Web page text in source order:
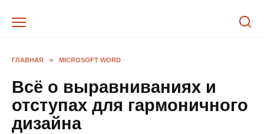
ГЛАВНАЯ » MICROSOFT WORD
Всё о выравниваниях и
отступах для гармоничного
дизайна